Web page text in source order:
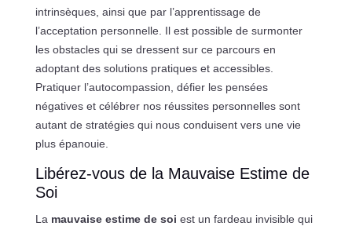
intrinsèques, ainsi que par l’apprentissage de
l’acceptation personnelle. Il est possible de surmonter
les obstacles qui se dressent sur ce parcours en
adoptant des solutions pratiques et accessibles.
Pratiquer l’autocompassion, défier les pensées
négatives et célébrer nos réussites personnelles sont
autant de stratégies qui nous conduisent vers une vie
plus épanouie.
Libérez-vous de la Mauvaise Estime de
Soi
La mauvaise estime de soi est un fardeau invisible qui